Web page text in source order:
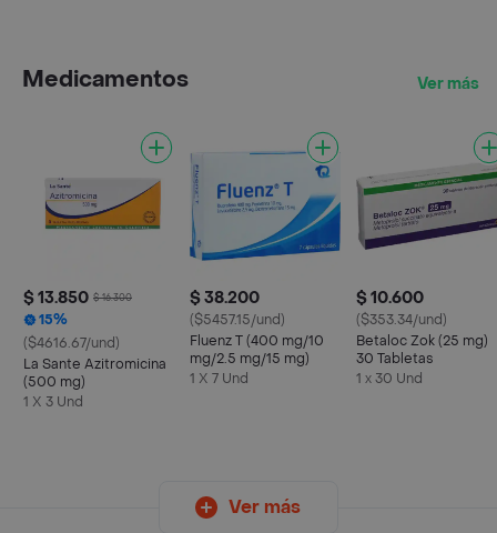
Medicamentos Ver más
$ 13.850 $ 16.300
15%
($4616.67/und)
La Sante Azitromicina
(500 mg)
1 X 3 Und
$ 38.200
($5457.15/und)
Fluenz T (400 mg/10
mg/2.5 mg/15 mg)
1 X 7 Und
$ 10.600
($353.34/und)
Betaloc Zok (25 mg)
30 Tabletas
1 x 30 Und
Ver más